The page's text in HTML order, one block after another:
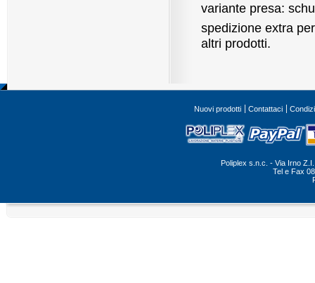
variante presa:
spedizione extra
altri prodotti.
Nuovi prodotti Contattaci
Poliplex s.n.c. - Via Irno
Tel e Fax